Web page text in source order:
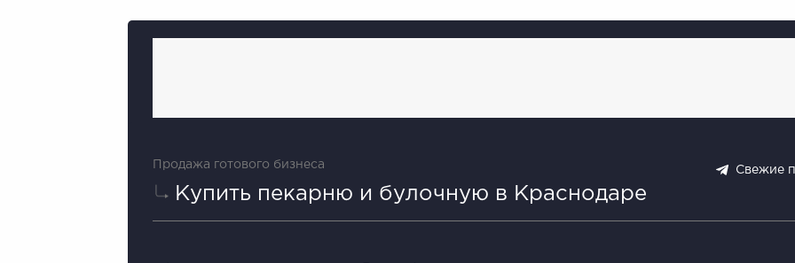
Продажа готового бизнеса
Купить пекарню и булочную в Краснодаре
Свежие